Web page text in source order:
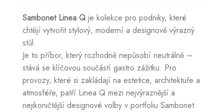
Sambonet Linea Qje kolekce pro podniky, které
chtějí vytvořit stylový, moderní a designově výrazný
stůl.
Je to příbor, který rozhodně nepůsobí neutrálně –
stává se klíčovou součástí gastro zážitku. Pro
provozy, které si zakládají na estetice, architektuře a
atmosféře, patří Linea Q mezi nejvýraznější a
nejikoničtější designové volby v portfoliu Sambonet.